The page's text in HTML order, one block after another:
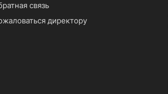
связь
директору